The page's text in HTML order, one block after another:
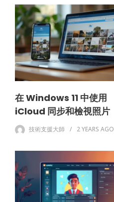
在 Windows 11 中使用
iCloud 同步和檢視照片
技術支援大師 2 YEARS AGO